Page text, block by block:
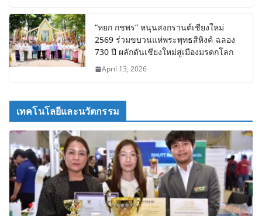
“หยก กชพร” หนุนสงกรานต์เชียงใหม่
2569 ร่วมขบวนแห่พระพุทธสิหิงค์ ฉลอง
730 ปี ผลักดันเชียงใหม่สู่เมืองมรดกโลก
April 13, 2026
เทคโนโลยีและนวัตกรรม